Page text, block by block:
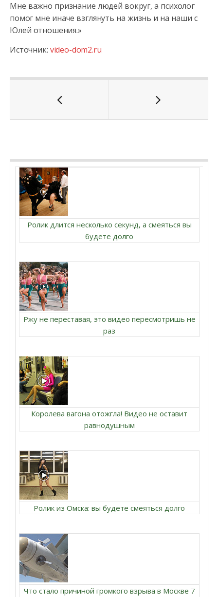
Мне важно признание людей вокруг, а психолог
помог мне иначе взглянуть на жизнь и на наши с
Юлей отношения.»
Источник: video-dom2.ru
Ролик длится несколько секунд, а смеяться вы
будете долго
Ржу не переставая, это видео пересмотришь не
раз
Королева вагона отожгла! Видео не оставит
равнодушным
Ролик из Омска: вы будете смеяться долго
Что стало причиной громкого взрыва в Москве 7